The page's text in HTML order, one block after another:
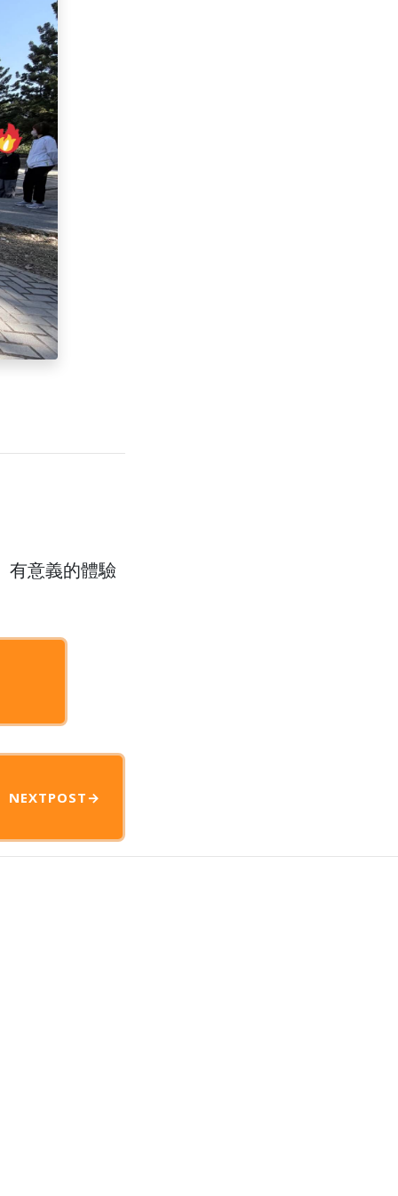
有意義的體驗
NEXTPOST→